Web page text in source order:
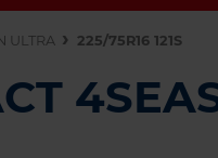
ULTRA 225/75R16 121S